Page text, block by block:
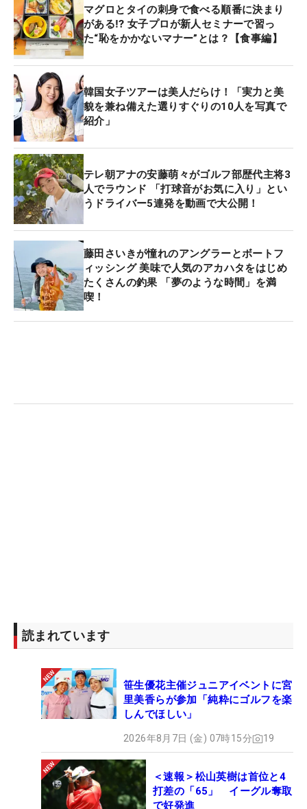
マグロとタイの刺身で食べる順番に決まり
がある⁉ 女子プロが新人セミナーで習っ
た“恥をかかないマナー”とは？【食事編】
韓国女子ツアーは美人だらけ！「実力と美
貌を兼ね備えた選りすぐりの10人を写真で
紹介」
テレ朝アナの安藤萌々がゴルフ部歴代主将3
人でラウンド 「打球音がお気に入り」とい
うドライバー5連発を動画で大公開！
藤田さいきが憧れのアングラーとボートフ
ィッシング 美味で人気のアカハタをはじめ
たくさんの釣果 「夢のような時間」を満
喫！
読まれています
笹生優花主催ジュニアイベントに宮
里美香らが参加「純粋にゴルフを楽
しんでほしい」
2026年8月7日 (金) 07時15分 19
＜速報＞松山英樹は首位と4
打差の「65」 イーグル奪取
で好発進